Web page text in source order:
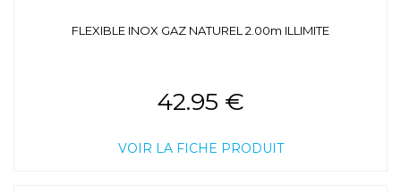
FLEXIBLE INOX GAZ NATUREL 2.00m ILLIMITE
42.95 €
VOIR LA FICHE PRODUIT